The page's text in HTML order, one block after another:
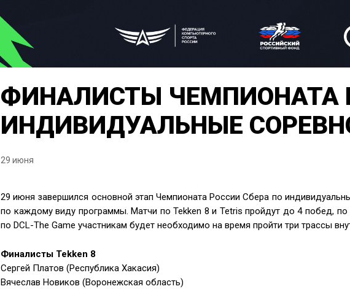
ФИНАЛИСТЫ ЧЕМПИОНАТА
ИНДИВИДУАЛЬНЫЕ
29 июня
29 июня завершился основной этап Чемпионата России Сбера по
по каждому виду программы. Матчи по Tekken 8 и Tetris пройдут до 4 побед,
по DCL-The Game участникам будет необходимо на время пройти три трассы
Финалисты Tekken 8
Сергей Платов (Республика Хакасия)
Вячеслав Новиков (Воронежская область)